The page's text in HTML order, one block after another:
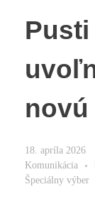
novú
18. apríla 2026
Komunikácia
Špeciálny výber